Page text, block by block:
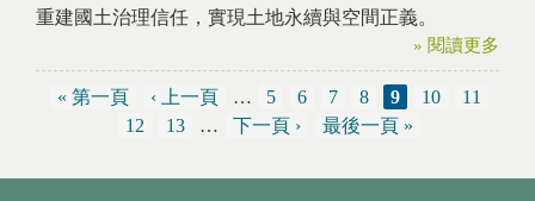
重建國土治理信任，實現土地永續與空間正義。
» 閱讀更多
頁面
« 第一頁 ‹ 上一頁 … 5 6 7 8 9 10
11
12
13 … 下一頁 › 最後一頁 »